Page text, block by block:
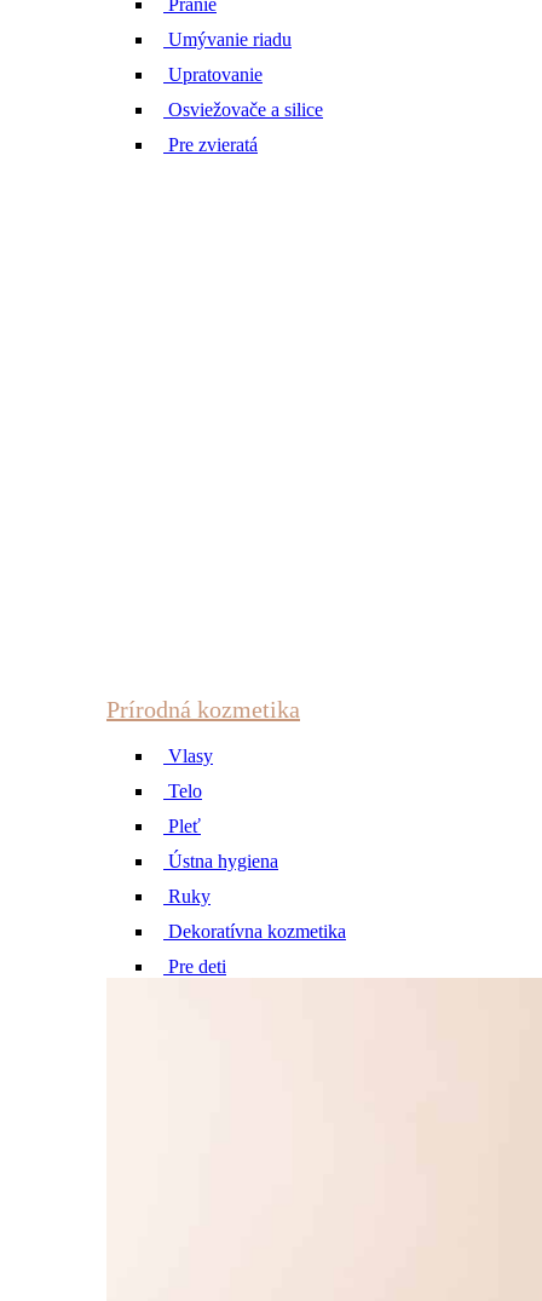
Pranie
Umývanie riadu
Upratovanie
Osviežovače a silice
Pre zvieratá
Prírodná kozmetika
Vlasy
Telo
Pleť
Ústna hygiena
Ruky
Dekoratívna kozmetika
Pre deti